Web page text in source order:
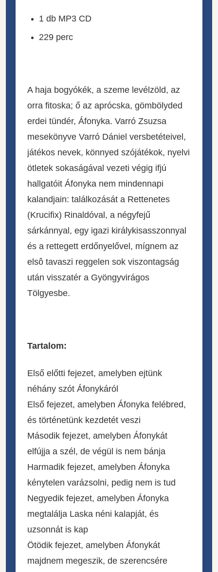
1 db MP3 CD
229 perc
A haja bogyókék, a szeme levélzöld, az
orra fitoska; ő az aprócska, gömbölyded
erdei tündér, Áfonyka. Varró Zsuzsa
mesekönyve Varró Dániel versbetéteivel,
játékos nevek, könnyed szójátékok, nyelvi
ötletek sokaságával vezeti végig ifjú
hallgatóit Áfonyka nem mindennapi
kalandjain: találkozását a Rettenetes
(Krucifix) Rinaldóval, a négyfejű
sárkánnyal, egy igazi királykisasszonnyal
és a rettegett erdőnyelővel, mígnem az
elsô tavaszi reggelen sok viszontagság
után visszatér a Gyöngyvirágos
Tölgyesbe.
Tartalom:
Első előtti fejezet, amelyben ejtünk
néhány szót Áfonykáról
Első fejezet, amelyben Áfonyka felébred,
és történetünk kezdetét veszi
Második fejezet, amelyben Áfonykát
elfújja a szél, de végül is nem bánja
Harmadik fejezet, amelyben Áfonyka
kénytelen varázsolni, pedig nem is tud
Negyedik fejezet, amelyben Áfonyka
megtalálja Laska néni kalapját, és
uzsonnát is kap
Ötödik fejezet, amelyben Áfonykát
majdnem megeszik, de szerencsére